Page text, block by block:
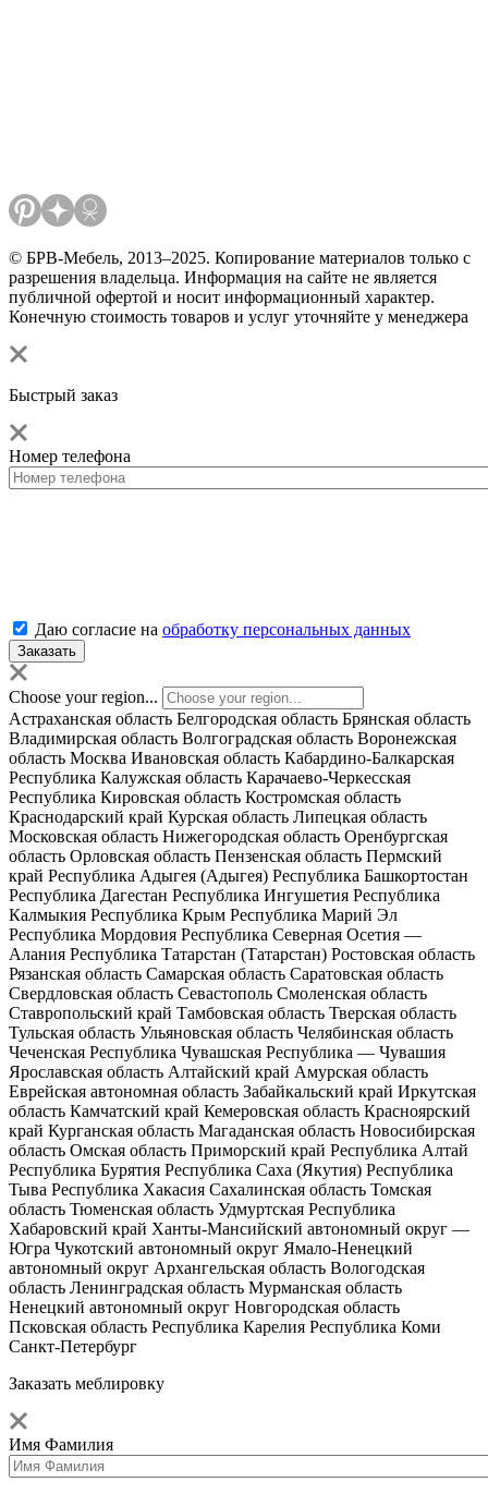
© БРВ-Мебель, 2013–2025. Копирование материалов только с
разрешения владельца. Информация на сайте не является
публичной офертой и носит информационный характер.
Конечную стоимость товаров и услуг уточняйте у менеджера
Быстрый заказ
Номер телефона
Даю согласие на обработку персональных данных
Choose your region...
Астраханская область Белгородская область Брянская область
Владимирская область Волгоградская область Воронежская
область Москва Ивановская область Кабардино-Балкарская
Республика Калужская область Карачаево-Черкесская
Республика Кировская область Костромская область
Краснодарский край Курская область Липецкая область
Московская область Нижегородская область Оренбургская
область Орловская область Пензенская область Пермский
край Республика Адыгея (Адыгея) Республика Башкортостан
Республика Дагестан Республика Ингушетия Республика
Калмыкия Республика Крым Республика Марий Эл
Республика Мордовия Республика Северная Осетия —
Алания Республика Татарстан (Татарстан) Ростовская область
Рязанская область Самарская область Саратовская область
Свердловская область Севастополь Смоленская область
Ставропольский край Тамбовская область Тверская область
Тульская область Ульяновская область Челябинская область
Чеченская Республика Чувашская Республика — Чувашия
Ярославская область Алтайский край Амурская область
Еврейская автономная область Забайкальский край Иркутская
область Камчатский край Кемеровская область Красноярский
край Курганская область Магаданская область Новосибирская
область Омская область Приморский край Республика Алтай
Республика Бурятия Республика Саха (Якутия) Республика
Тыва Республика Хакасия Сахалинская область Томская
область Тюменская область Удмуртская Республика
Хабаровский край Ханты-Мансийский автономный округ —
Югра Чукотский автономный округ Ямало-Ненецкий
автономный округ Архангельская область Вологодская
область Ленинградская область Мурманская область
Ненецкий автономный округ Новгородская область
Псковская область Республика Карелия Республика Коми
Санкт-Петербург
Заказать меблировку
Имя Фамилия